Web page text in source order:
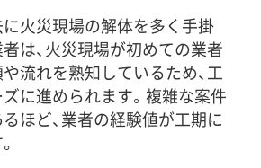
火災現場の解体を多く手掛
は、火災現場が初めての業者
流れを熟知しているため、工
に進められます。複雑な案件
ほど、業者の経験値が工期に